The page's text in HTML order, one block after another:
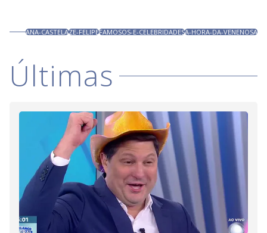
ANA-CASTELAZE-FELIPEFAMOSOS-E-CELEBRIDADESA-HORA-DA-VENENOSA
Últimas